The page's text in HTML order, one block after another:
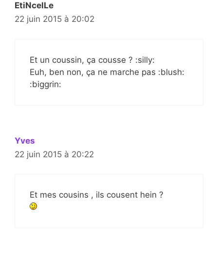
EtiNcelLe
22 juin 2015 à 20:02
Et un coussin, ça cousse ? :silly:
Euh, ben non, ça ne marche pas :blush:
:biggrin:
Yves
22 juin 2015 à 20:22
Et mes cousins , ils cousent hein ?